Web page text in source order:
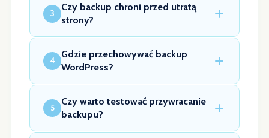
3
Czy backup chroni przed utratą
strony?
4
Gdzie przechowywać backup
WordPress?
5
Czy warto testować przywracanie
backupu?